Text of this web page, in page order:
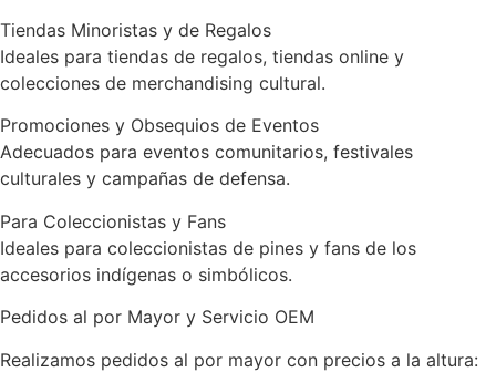
Tiendas Minoristas y de Regalos
Ideales para tiendas de regalos, tiendas online y
colecciones de merchandising cultural.
Promociones y Obsequios de Eventos
Adecuados para eventos comunitarios, festivales
culturales y campañas de defensa.
Para Coleccionistas y Fans
Ideales para coleccionistas de pines y fans de los
accesorios indígenas o simbólicos.
Pedidos al por Mayor y Servicio OEM
Realizamos pedidos al por mayor con precios a la altura: